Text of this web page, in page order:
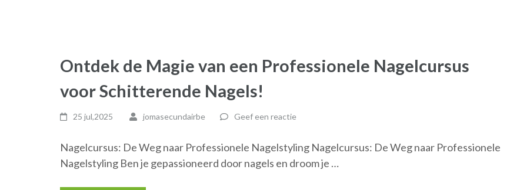
Ontdek de Magie van een Professionele Nagelcursus
voor Schitterende Nagels!
25 jul,2025 jomasecundairbe Geef een reactie
Nagelcursus: De Weg naar Professionele Nagelstyling Nagelcursus: De Weg naar Professionele
Nagelstyling Ben je gepassioneerd door nagels en droom je …